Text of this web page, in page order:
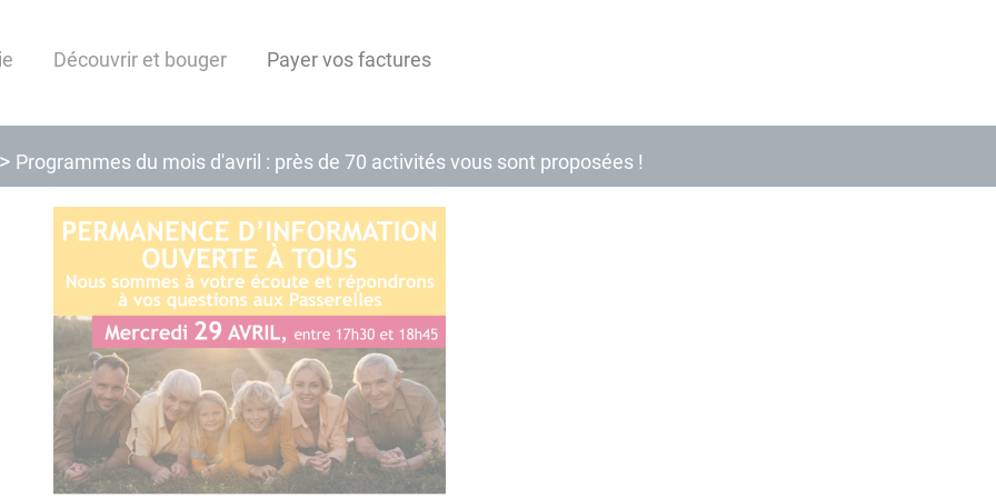
Découvrir et bouger Payer vos factures
Programmes du mois d'avril : près de 70 activités vous sont proposées !